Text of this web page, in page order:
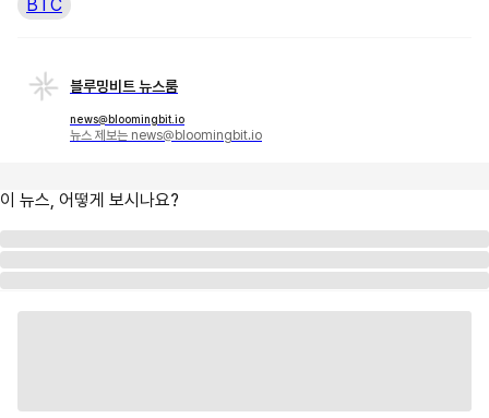
BTC
블루밍비트 뉴스룸
news@bloomingbit.io
뉴스 제보는 news@bloomingbit.io
이 뉴스, 어떻게 보시나요?